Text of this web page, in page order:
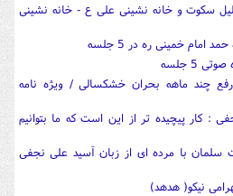
سکوت و خانه نشینی علی ع - خانه نشینی
خمینی ره در 5 جلسه
5 جلسه
چند ماهه بحران خشکسالی / ویژه نامه
: کار پیچیده تر از این است که ما بتوانیم
با مرده ای از زبان آسید علی نجفی
نیکو( هدهد)